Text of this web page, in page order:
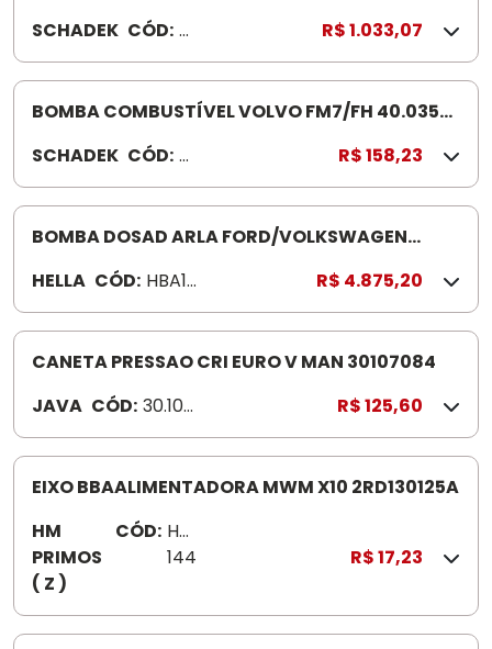
SCHADEK CÓD: 4
0.
03
8
R$ 1.033,07
BOMBA COMBUSTÍVEL VOLVO FM7/FH 40.035
SCHADEK CÓD: 4
0.
03
5
R$ 158,23
BOMBA DOSAD ARLA FORD/VOLKSWAGEN
HELLA CÓD: HBA11
3B
R$ 4.875,20
CANETA PRESSAO CRI EURO V MAN 30107084
JAVA CÓD: 30.107.
084
R$ 125,60
EIXO BBAALIMENTADORA MWM X10 2RD130125A
HM
PRIMOS
( Z )
CÓD: HM1
144
R$ 17,23